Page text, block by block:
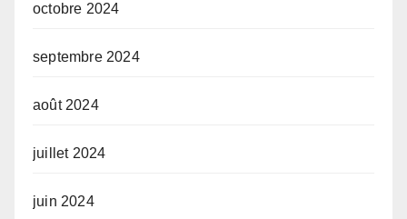
octobre 2024
septembre 2024
août 2024
juillet 2024
juin 2024